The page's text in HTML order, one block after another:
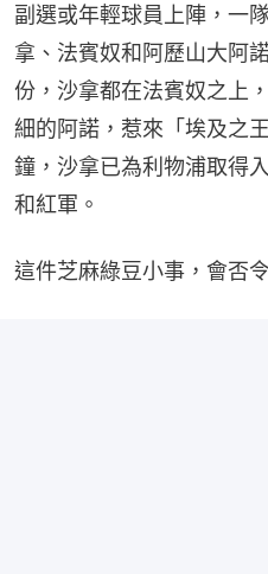
副選或年輕球員上陣，一
拿、法賓奴和阿歷山大阿
份，沙拿都在法賓奴之上
細的阿諾，惹來「埃及之
鐘，沙拿已為利物浦取得
和紅軍。
這件芝麻綠豆小事，會否